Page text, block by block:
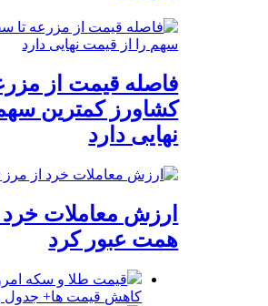
فاصله قیمت از
کشاورز کمترین
نهایی دارد
همت عبور کرد
کاهش قیمت ها+ جدول